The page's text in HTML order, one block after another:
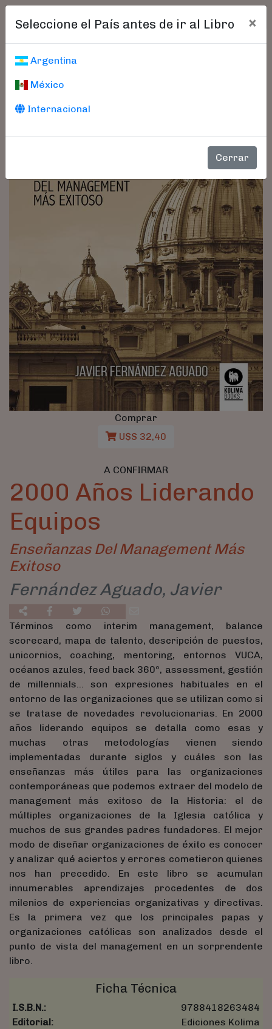
Seleccione el País antes de ir al Libro ×
Argentina
México
Internacional
Cerrar
Comprar
U$S 32,40
A CONFIRMAR
2000 Años Liderando
Equipos
Enseñanzas Del Management Más
Exitoso
Fernández Aguado, Javier
Términos como interim management, balance
scorecard, mapa de talento, descripción de puestos,
unicornios, coaching, mentoring, entornos VUCA,
océanos azules, feed back 360º, assessment, gestión
de millennials… son expresiones habituales en el
entorno de las organizaciones que se utilizan como si
se tratase de novedades revolucionarias. En 2000
años liderando equipos se detalla como esas y
muchas otras metodologías vienen siendo
implementadas durante siglos y cuáles son las
enseñanzas más útiles para las organizaciones
contemporáneas que podemos extraer del modelo de
management más exitoso de la Historia: el de
múltiples organizaciones de la Iglesia católica y
muchos de sus grandes padres fundadores. El mejor
modo de diseñar organizaciones de éxito es conocer
y analizar qué aciertos y errores cometieron quienes
nos han precedido. En este libro se acumulan
innumerables aprendizajes procedentes de dos
milenios de experiencias organizativas y directivas.
Es la primera vez que los principales papas y
organizaciones católicas son analizados desde el
punto de vista del management en un sorprendente
libro.
Ficha Técnica
I.S.B.N.:
9788418263484
Editorial:
Ediciones Kolima